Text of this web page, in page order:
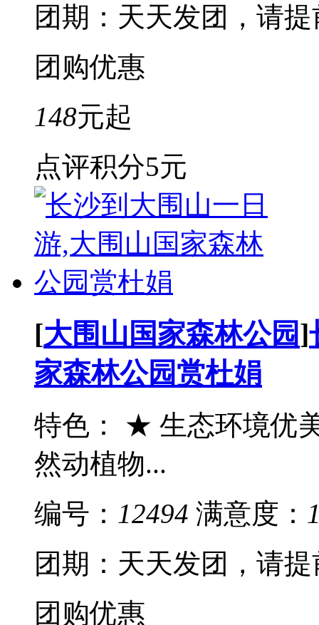
团期：天天发团，请
团购优惠
148元起
点评积分5元
[大围山国家森林公园]
家森林公园赏杜娟
特色： ★ 生态环境优
然动植物...
编号： 12494 满意度：
团期：天天发团，请
团购优惠